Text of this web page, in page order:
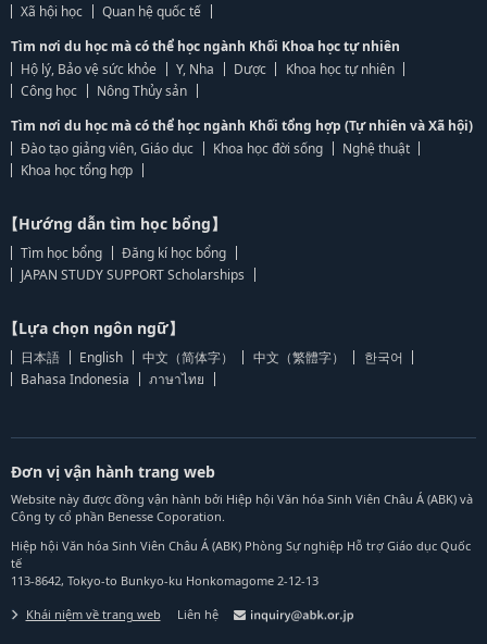
Xã hội học
Quan hệ quốc tế
Tìm nơi du học mà có thể học ngành Khối Khoa học tự nhiên
Hộ lý, Bảo vệ sức khỏe
Y, Nha Dược
Khoa học tự nhiên
Công học
Nông Thủy sản
Tìm nơi du học mà có thể học ngành Khối tổng hợp (Tự nhiên và Xã hội)
Đào tạo giảng viên, Giáo dục
Khoa học đời sống
Nghệ thuật
Khoa học tổng hợp
【Hướng dẫn tìm học bổng】
Tìm học bổng
Đăng kí học bổng
JAPAN STUDY SUPPORT Scholarships
【Lựa chọn ngôn ngữ】
日本語 English 中文（简体字） 中文（繁體字）
한국어
Bahasa Indonesia
ภาษาไทย
Đơn vị vận hành trang web
Website này được đồng vận hành bởi Hiệp hội Văn hóa Sinh Viên Châu Á (ABK) và
Công ty cổ phần Benesse Coporation.
Hiệp hội Văn hóa Sinh Viên Châu Á (ABK) Phòng Sự nghiệp Hỗ trợ Giáo dục Quốc
tế
113-8642, Tokyo-to Bunkyo-ku Honkomagome 2-12-13
Khái niệm về trang web Liên hệ